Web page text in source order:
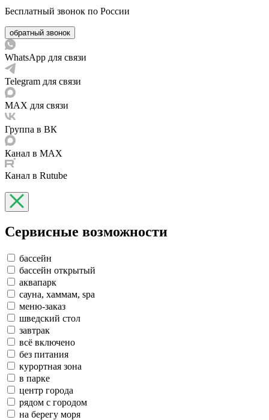
Бесплатный звонок по России
обратный звонок
WhatsApp для связи
Telegram для связи
MAX для связи
Группа в ВК
Канал в MAX
Канал в Rutube
Сервисные возможности
бассейн
бассейн открытый
аквапарк
сауна, хаммам, spa
меню-заказ
шведский стол
завтрак
всё включено
без питания
курортная зона
в парке
центр города
рядом с городом
на берегу моря